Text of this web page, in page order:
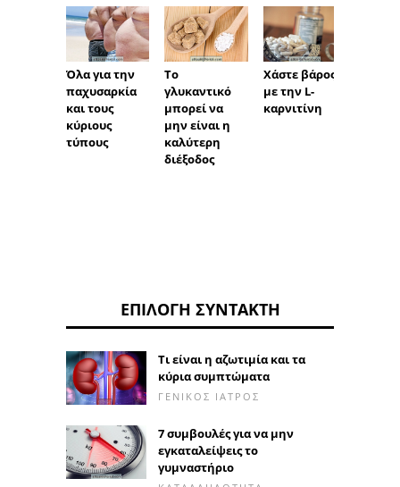
Όλα για την
παχυσαρκία
και τους
κύριους
τύπους
Το
γλυκαντικό
μπορεί να
μην είναι η
καλύτερη
διέξοδος
Χάστε βάρος
με την L-
καρνιτίνη
ΕΠΙΛΟΓΉ ΣΥΝΤΆΚΤΗ
Τι είναι η αζωτιμία και τα
κύρια συμπτώματα
ΓΕΝΙΚΌΣ ΙΑΤΡΌΣ
7 συμβουλές για να μην
εγκαταλείψεις το
γυμναστήριο